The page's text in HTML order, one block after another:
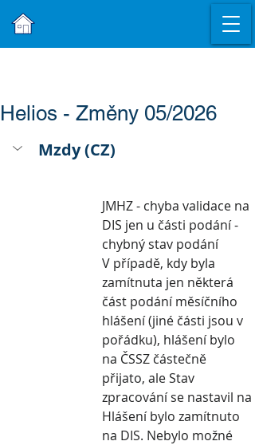
Helios - Změny 05/2026
Mzdy (CZ)
JMHZ - chyba validace na
DIS jen u části podání -
chybný stav podání
V případě, kdy byla
zamítnuta jen některá
část podání měsíčního
hlášení (jiné části jsou v
pořádku), hlášení bylo
na ČSSZ částečně
přijato, ale Stav
zpracování se nastavil na
Hlášení bylo zamítnuto
na DIS. Nebylo možné